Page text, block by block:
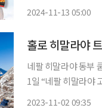
2024-11-13 05:00
홀로 히말라야
네팔 히말라야 동부 쿰
1일 “네팔 히말라야
2023-11-02 09:35